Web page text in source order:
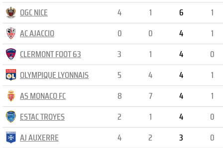
OGC NICE
AC AJACCIO
CLERMONT FOOT 63
OLYMPIQUE LYONNAIS
AS MONACO FC
ESTAC TROYES
AJ AUXERRE
4
1 6
1
0
0 4
1
3
1 4
0
5
4 4
1
8
7 4
1
2
1 4
0
4
2 3
0